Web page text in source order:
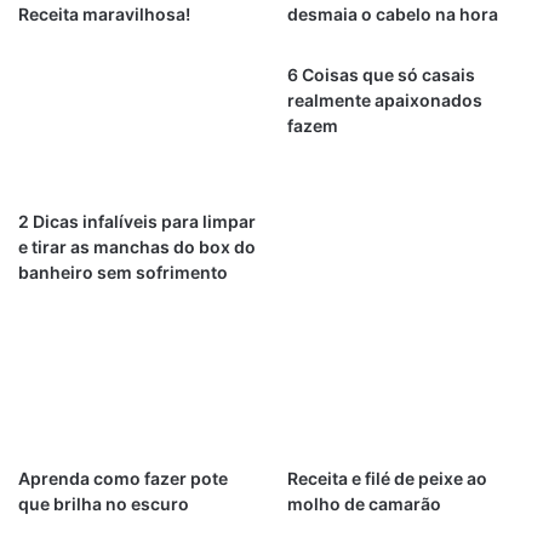
Receita maravilhosa!
desmaia o cabelo na hora
2 Dicas infalíveis para limpar
e tirar as manchas do box do
banheiro sem sofrimento
6 Coisas que só casais
realmente apaixonados
fazem
Aprenda como fazer pote
que brilha no escuro
Receita e filé de peixe ao
molho de camarão